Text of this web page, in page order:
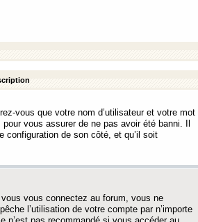
vous que votre nom d’utilisateur et votre mot
vous assurer de ne pas avoir été banni. Il
configuration de son côté, et qu’il soit
vous vous connectez au forum, vous ne
l’utilisation de votre compte par n’importe